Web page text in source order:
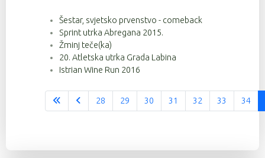
Šestar, svjetsko prvenstvo - comeback
Sprint utrka Abregana 2015.
Žminj teče(ka)
20. Atletska utrka Grada Labina
Istrian Wine Run 2016
Stranica 35 od 37
28 29 30 31 32 33 34